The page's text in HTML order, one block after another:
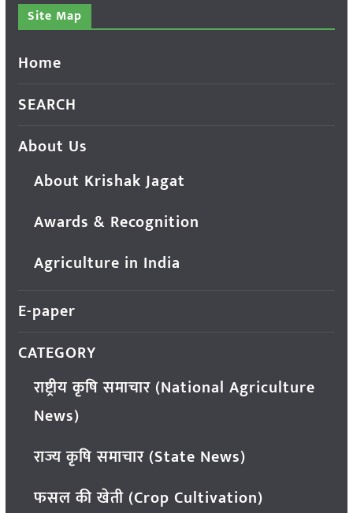
Site Map
Home
SEARCH
About Us
About Krishak Jagat
Awards & Recognition
Agriculture in India
E-paper
CATEGORY
राष्ट्रीय कृषि समाचार (National Agriculture
News)
राज्य कृषि समाचार (State News)
फसल की खेती (Crop Cultivation)